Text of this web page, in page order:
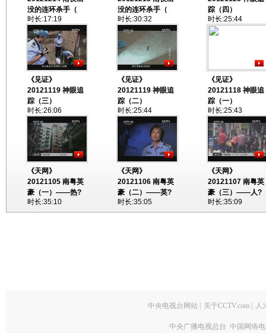
没的连环杀手（
时长:17:19
没的连环杀手（
时长:30:32
踪（四）
时长:25:44
《见证》
20121119 神眼追
踪（三）
时长:26:06
《见证》
20121119 神眼追
踪（二）
时长:25:44
《见证》
20121118 神眼追
踪（一）
时长:25:43
《天网》
20121105 南粤英
豪（一）——热?
时长:35:10
《天网》
20121106 南粤英
豪（二）——英?
时长:35:05
《天网》
20121107 南粤英
豪（三）——人?
时长:35:09
中央电视台网站 关于CCTV.com 人
中央广播电视总台 中国网络